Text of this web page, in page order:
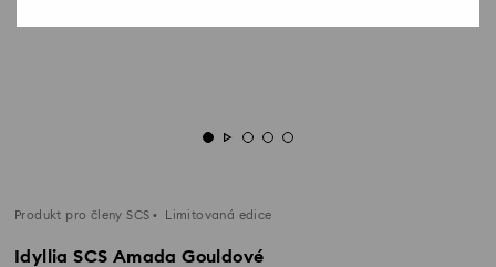
Produkt pro členy SCS Limitovaná edice
Idyllia SCS Amada Gouldové